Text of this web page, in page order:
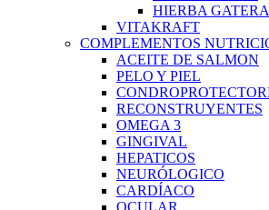
HIERBA GATERA
VITAKRAFT
COMPLEMENTOS
ACEITE DE SALMON
PELO Y PIEL
RECONSTRUYENTES
OMEGA 3
GINGIVAL
HEPATICOS
NEURÓLOGICO
CARDÍACO
OCULAR